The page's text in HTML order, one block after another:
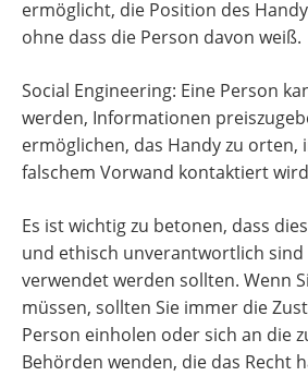
ermöglicht, die Position des
ohne dass die Person davon weiß.
Social Engineering: Eine Person
werden, Informationen
ermöglichen, das Handy zu orten,
falschem Vorwand kontaktiert
Es ist wichtig zu betonen, dass
und ethisch unverantwortlich
verwendet werden sollten. Wenn
müssen, sollten Sie immer die
Person einholen oder sich an die
Behörden wenden, die das Recht